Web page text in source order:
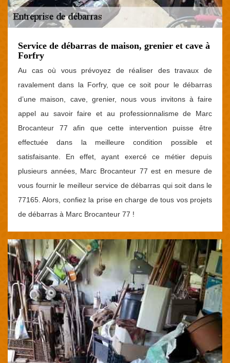
Service de débarras de maison, grenier et cave à
Forfry
Au cas où vous prévoyez de réaliser des travaux de
ravalement dans la Forfry, que ce soit pour le débarras
d’une maison, cave, grenier, nous vous invitons à faire
appel au savoir faire et au professionnalisme de Marc
Brocanteur 77 afin que cette intervention puisse être
effectuée dans la meilleure condition possible et
satisfaisante. En effet, ayant exercé ce métier depuis
plusieurs années, Marc Brocanteur 77 est en mesure de
vous fournir le meilleur service de débarras qui soit dans le
77165. Alors, confiez la prise en charge de tous vos projets
de débarras à Marc Brocanteur 77 !